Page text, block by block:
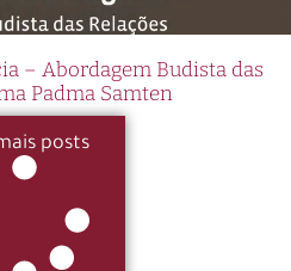
– Abordagem Budista das
Padma Samten
posts